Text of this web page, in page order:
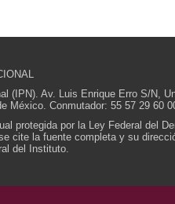
(IPN). Av. Luis Enrique Erro S/N,
México. Conmutador: 55 57 29 60
protegida por la Ley Federal del
cite la fuente completa y su
del Instituto.